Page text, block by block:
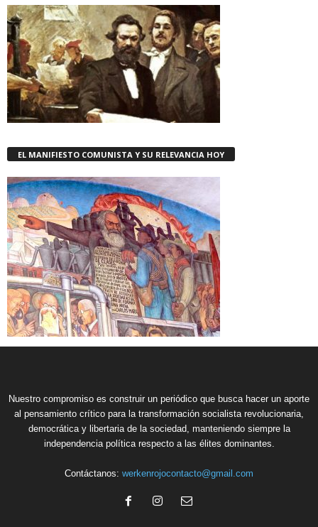
EL MANIFIESTO COMUNISTA Y SU RELEVANCIA HOY
Nuestro compromiso es construir un periódico que busca hacer un aporte
al pensamiento crítico para la transformación socialista revolucionaria,
democrática y libertaria de la sociedad, manteniendo siempre la
independencia política respecto a las élites dominantes.
Contáctanos: werkenrojocontacto@gmail.com